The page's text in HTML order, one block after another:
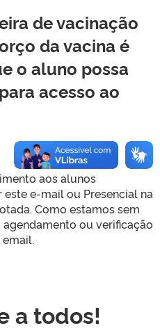
de vacinação
da vacina é
o aluno possa
acesso ao
aos alunos
e-mail ou Presencial na
Como estamos sem
ou verificação
a todos!